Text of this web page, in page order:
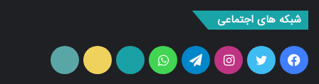
شبکه های اجتماعی
فیس
توییتر اینستاگرامتلگرام واتس
آپارات ایتا